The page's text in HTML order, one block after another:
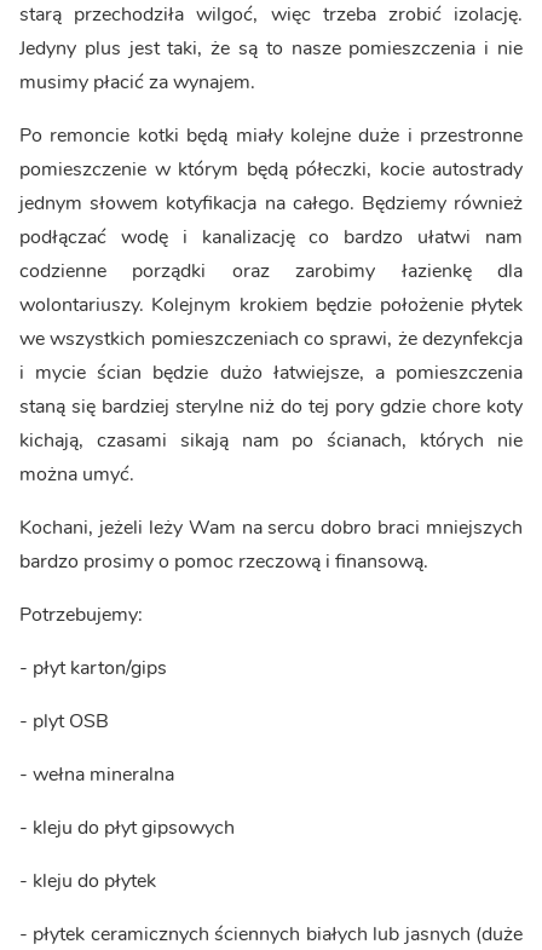
starą przechodziła wilgoć, więc trzeba zrobić izolację.
Jedyny plus jest taki, że są to nasze pomieszczenia i nie
musimy płacić za wynajem.
Po remoncie kotki będą miały kolejne duże i przestronne
pomieszczenie w którym będą półeczki, kocie autostrady
jednym słowem kotyfikacja na całego. Będziemy również
podłączać wodę i kanalizację co bardzo ułatwi nam
codzienne porządki oraz zarobimy łazienkę dla
wolontariuszy. Kolejnym krokiem będzie położenie płytek
we wszystkich pomieszczeniach co sprawi, że dezynfekcja
i mycie ścian będzie dużo łatwiejsze, a pomieszczenia
staną się bardziej sterylne niż do tej pory gdzie chore koty
kichają, czasami sikają nam po ścianach, których nie
można umyć.
Kochani, jeżeli leży Wam na sercu dobro braci mniejszych
bardzo prosimy o pomoc rzeczową i finansową.
Potrzebujemy:
- płyt karton/gips
- plyt OSB
- wełna mineralna
- kleju do płyt gipsowych
- kleju do płytek
- płytek ceramicznych ściennych białych lub jasnych (duże